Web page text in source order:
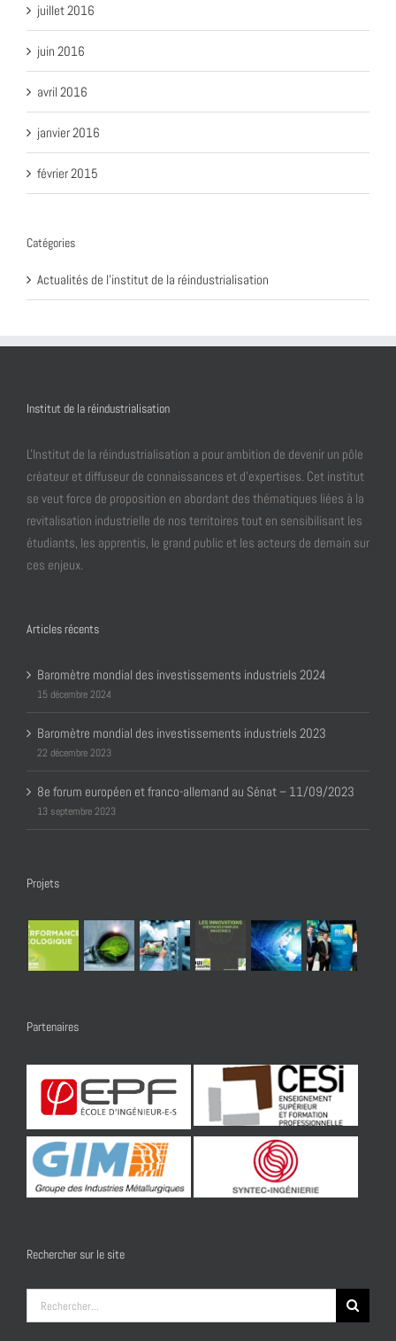
juillet 2016
juin 2016
avril 2016
janvier 2016
février 2015
Catégories
Actualités de l'institut de la réindustrialisation
Institut de la réindustrialisation
L'Institut de la réindustrialisation a pour ambition de devenir un pôle
créateur et diffuseur de connaissances et d’expertises. Cet institut
se veut force de proposition en abordant des thématiques liées à la
revitalisation industrielle de nos territoires tout en sensibilisant les
étudiants, les apprentis, le grand public et les acteurs de demain sur
ces enjeux.
Articles récents
Baromètre mondial des investissements industriels 2024
15 décembre 2024
Baromètre mondial des investissements industriels 2023
22 décembre 2023
8e forum européen et franco-allemand au Sénat – 11/09/2023
13 septembre 2023
Projets
Partenaires
Rechercher sur le site
Rechercher: